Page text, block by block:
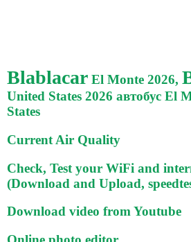
Blablacar El Monte 2026,
United States 2026 автобус El
States
Current Air Quality
Check, Test your WiFi and
(Download and Upload,
Download video from Youtube